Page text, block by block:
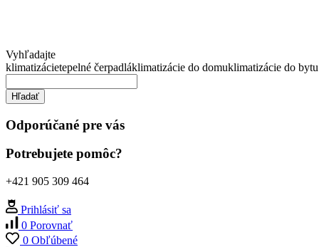
Vyhľadajte
klimatizácietepelné čerpadláklimatizácie do domuklimatizácie do bytu
Hľadať
Odporúčané pre vás
Potrebujete pomôc?
+421 905 309 464
Prihlásiť sa
0 Porovnať
0 Obľúbené